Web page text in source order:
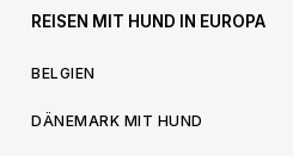
REISEN MIT HUND IN EUROPA
BELGIEN
DÄNEMARK MIT HUND